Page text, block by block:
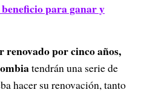
para ganar y
renovado por cinco años,
tendrán una serie de
hacer su renovación, tanto